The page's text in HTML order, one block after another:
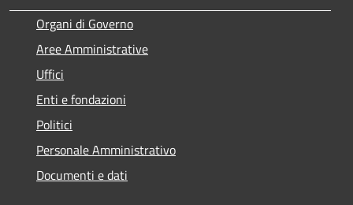
Organi di Governo
Aree Amministrative
Uffici
Enti e fondazioni
Politici
Personale Amministrativo
Documenti e dati